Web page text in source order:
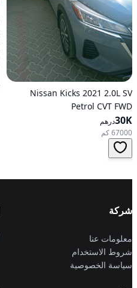
Nissan Kicks 2021 2.0L SV
Petrol CVT FWD
30Kدرهم
67000 كم
شركة
معلومات عنا
شروط الاستخدام
سياسة الخصوصية